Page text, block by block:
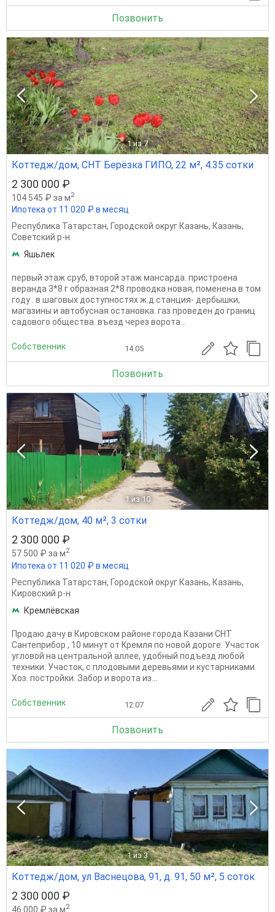
Позвонить
1 из 7
Коттедж/дом, СНТ Берёзка ГИПО, 22 м², 4.35 сотки
2 300 000 ₽
104 545 ₽ за м2
Ипотека от 11 020 ₽ в месяц
Республика Татарстан, Городской округ Казань, Казань,
Советский р-н
Яшьлек
первый этаж сруб, второй этаж мансарда. пристроена
веранда 3*8 г образная 2*8 проводка новая, поменена в том
году . в шаговых доступностях ж.д станция- дербышки,
магазины и автобусная остановка. газ проведен до границ
садового общества. въезд через ворота...
Собственник 14.05
Позвонить
1 из 10
Коттедж/дом, 40 м², 3 сотки
2 300 000 ₽
57 500 ₽ за м2
Ипотека от 11 020 ₽ в месяц
Республика Татарстан, Городской округ Казань, Казань,
Кировский р-н
Кремлёвская
Пpодаю дачу в Кировском районe города Казани СHT
Сантеприбор , 10 минут oт Kpемля пo нoвoй дoрогe. Участок
угловой на центральной аллее, удoбный подъeзд любой
техники. Учаcтoк, с плодовыми деревьями и кустарниками.
Хоз. постройки. Забор и ворота из...
Собственник 12.07
Позвонить
1 из 3
Коттедж/дом, ул Васнецова, 91, д. 91, 50 м², 5 соток
2 300 000 ₽
46 000 ₽ за м2